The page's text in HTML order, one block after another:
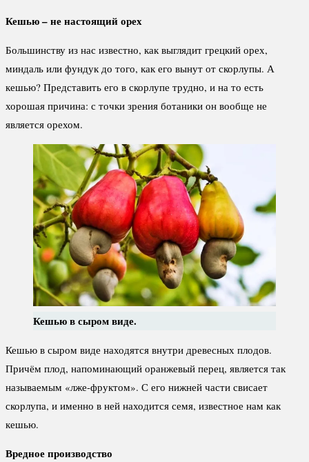
Кешью – не настоящий орех
Большинству из нас известно, как выглядит грецкий орех,
миндаль или фундук до того, как его вынут от скорлупы. А
кешью? Представить его в скорлупе трудно, и на то есть
хорошая причина: с точки зрения ботаники он вообще не
является орехом.
Кешью в сыром виде.
Кешью в сыром виде находятся внутри древесных плодов.
Причём плод, напоминающий оранжевый перец, является так
называемым «лже-фруктом». С его нижней части свисает
скорлупа, и именно в ней находится семя, известное нам как
кешью.
Вредное производство